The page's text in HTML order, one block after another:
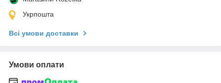
Укрпошта
Всі умови доставки
Умови оплати